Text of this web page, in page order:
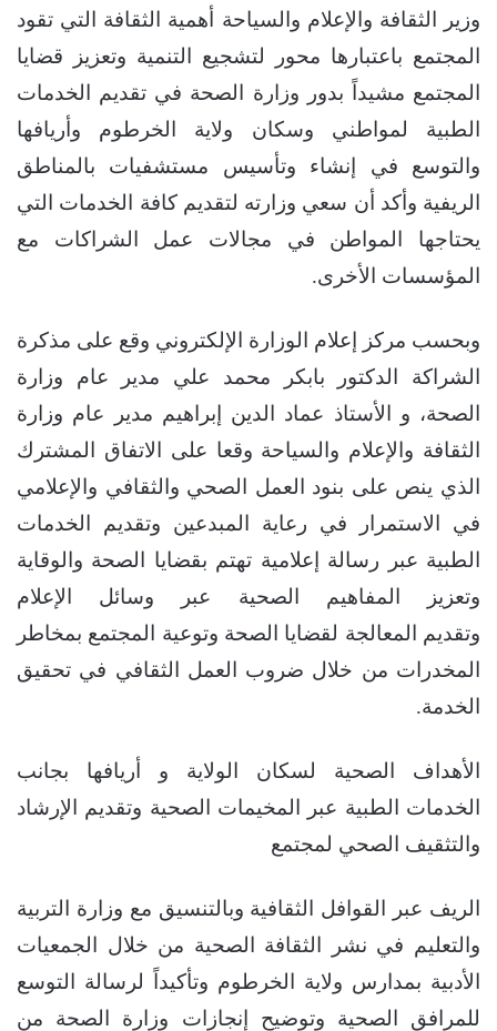
وزير الثقافة والإعلام والسياحة أهمية الثقافة التي تقود
المجتمع باعتبارها محور لتشجيع التنمية وتعزيز قضايا
المجتمع مشيداً بدور وزارة الصحة في تقديم الخدمات
الطبية لمواطني وسكان ولاية الخرطوم وأريافها
والتوسع في إنشاء وتأسيس مستشفيات بالمناطق
الريفية وأكد أن سعي وزارته لتقديم كافة الخدمات التي
يحتاجها المواطن في مجالات عمل الشراكات مع
المؤسسات الأخرى.
وبحسب مركز إعلام الوزارة الإلكتروني وقع على مذكرة
الشراكة الدكتور بابكر محمد علي مدير عام وزارة
الصحة، و الأستاذ عماد الدين إبراهيم مدير عام وزارة
الثقافة والإعلام والسياحة وقعا على الاتفاق المشترك
الذي ينص على بنود العمل الصحي والثقافي والإعلامي
في الاستمرار في رعاية المبدعين وتقديم الخدمات
الطبية عبر رسالة إعلامية تهتم بقضايا الصحة والوقاية
وتعزيز المفاهيم الصحية عبر وسائل الإعلام
وتقديم المعالجة لقضايا الصحة وتوعية المجتمع بمخاطر
المخدرات من خلال ضروب العمل الثقافي في تحقيق
الخدمة.
الأهداف الصحية لسكان الولاية و أريافها بجانب
الخدمات الطبية عبر المخيمات الصحية وتقديم الإرشاد
والتثقيف الصحي لمجتمع
الريف عبر القوافل الثقافية وبالتنسيق مع وزارة التربية
والتعليم في نشر الثقافة الصحية من خلال الجمعيات
الأدبية بمدارس ولاية الخرطوم وتأكيداً لرسالة التوسع
للمرافق الصحية وتوضيح إنجازات وزارة الصحة من